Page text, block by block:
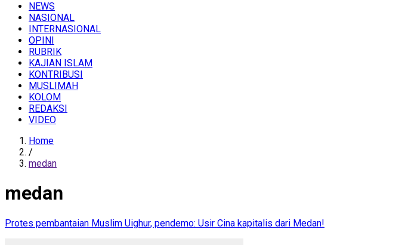
NEWS
NASIONAL
INTERNASIONAL
OPINI
RUBRIK
KAJIAN ISLAM
KONTRIBUSI
MUSLIMAH
KOLOM
REDAKSI
VIDEO
Home
/
medan
medan
Protes pembantaian Muslim Uighur, pendemo: Usir Cina kapitalis dari Medan!